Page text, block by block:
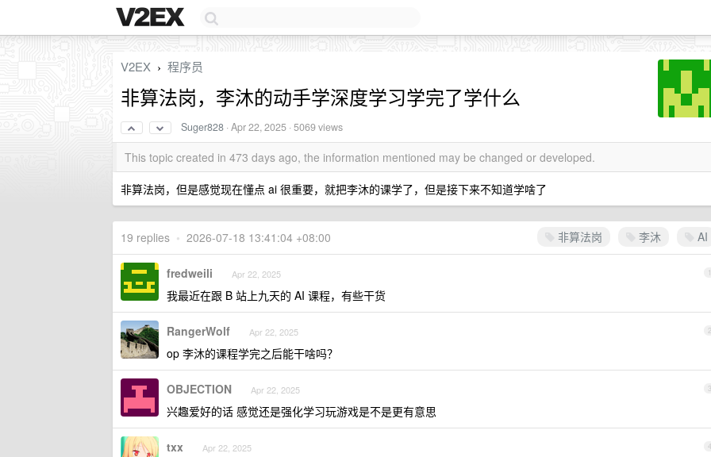
V2EX › 程序员
非算法岗，李沐的动手学深度学习学完了学什么
Suger828 ·Apr 22, 2025 · 5069 views
This topic created in 473 days ago, the information mentioned may be changed or developed.
非算法岗，但是感觉现在懂点 ai 很重要，就把李沐的课学了，但是接下来不知道学啥了
非算法岗 李沐 AI
19 replies • 2026-07-18 13:41:04 +08:00
1
fredweili Apr 22, 2025
我最近在跟 B 站上九天的 AI 课程，有些干货
2
RangerWolf Apr 22, 2025
op 李沐的课程学完之后能干啥吗？
3
OBJECTION Apr 22, 2025
兴趣爱好的话 感觉还是强化学习玩游戏是不是更有意思
4
txx Apr 22, 2025